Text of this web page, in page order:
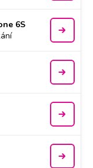
6S